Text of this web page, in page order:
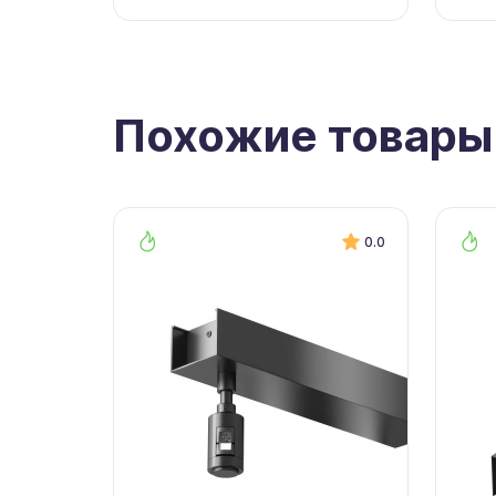
Похожие товары
0.0